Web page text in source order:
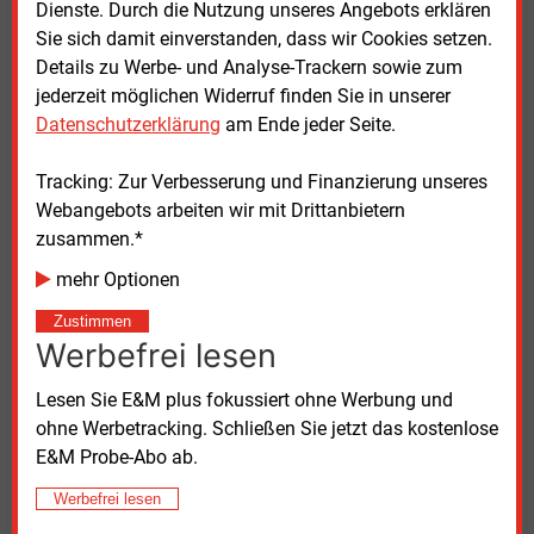
Dienste. Durch die Nutzung unseres Angebots erklären
Sie sich damit einverstanden, dass wir Cookies setzen.
Details zu Werbe- und Analyse-Trackern sowie zum
jederzeit möglichen Widerruf finden Sie in unserer
Datenschutzerklärung am Ende jeder Seite.
Tracking: Zur Verbesserung und Finanzierung unseres
Webangebots arbeiten wir mit Drittanbietern
zusammen.*
mehr Optionen
Zustimmen
Werbefrei lesen
Lesen Sie E&M plus fokussiert ohne Werbung und
ohne Werbetracking. Schließen Sie jetzt das kostenlose
E&M Probe-Abo ab.
Werbefrei lesen
Joachim Kopp. Dafür werde man mit Venios
praxistaugliche CLS-Lösungen und Lösungen für
netzdienliche Schaltvorgänge entwickeln, so der
Geschäftsführer der Aktiver EMT GmbH.
sich die komplexen Herausforderungen in der
Energiewirtschaft nicht mehr mit herkömmlichen
proprietären Bestandssystemen lösen lassen. "Das
sagt der Venios-Geschäftsführer. Auch für die
Umsetzung des §14a EnWG seien
Spezialanwendungen nötig, die große Datenmengen
Entscheidungsvorlagen liefern können. "Da sich
zudem auch die Geschäftsprozesse in der
Netzführung beim Kunden selbst enorm verändern
werden, kann der Schlüssel nur in